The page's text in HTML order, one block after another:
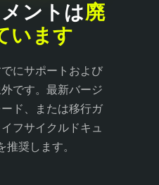
ントは廃
います
にサポートおよび
です。最新バージ
ド、または移行ガ
フサイクルドキュ
推奨します。